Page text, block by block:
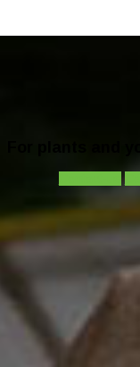
For plants and